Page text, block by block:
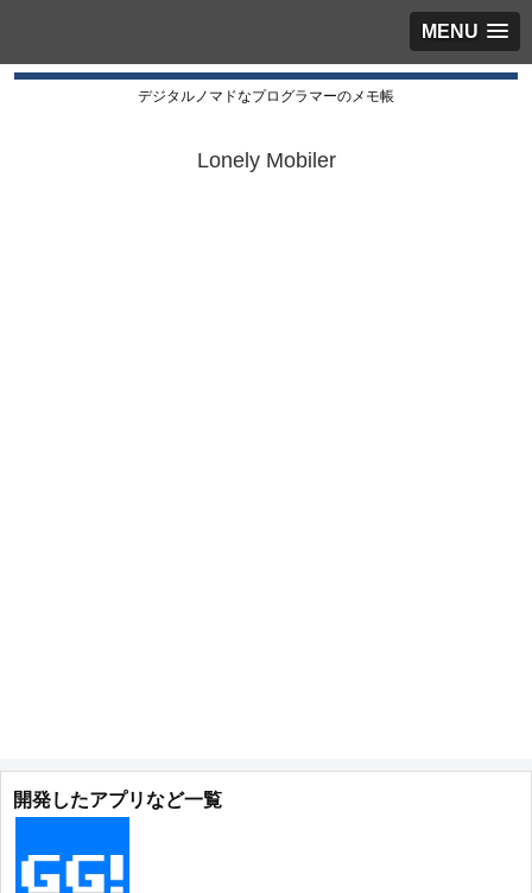
MENU
デジタルノマドなプログラマーのメモ帳
Lonely Mobiler
開発したアプリなど一覧